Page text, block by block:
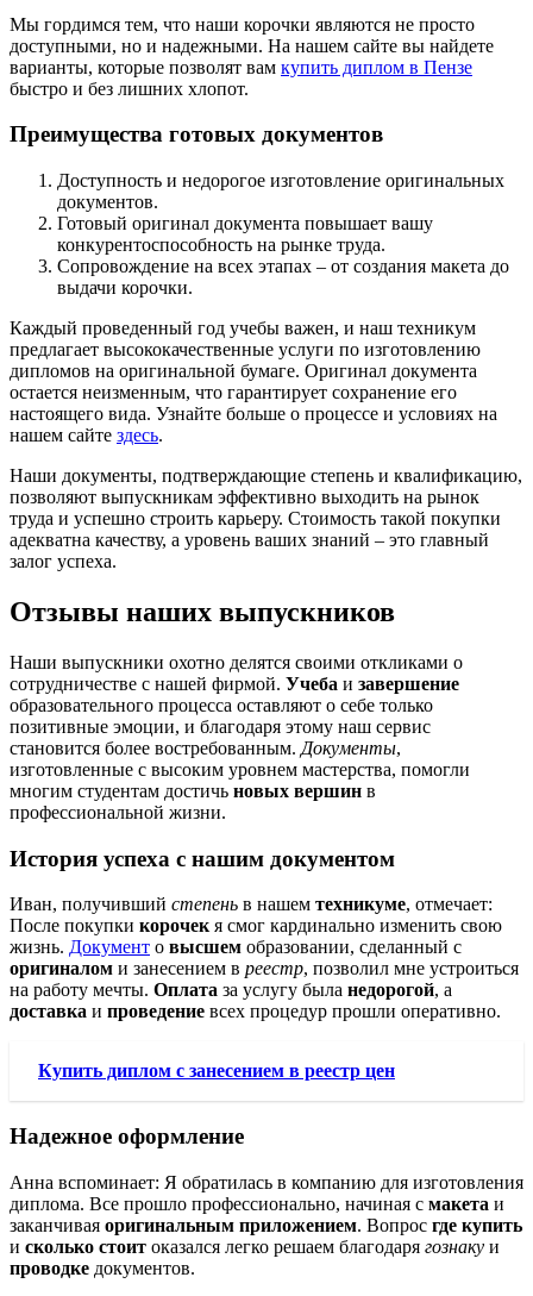
Мы гордимся тем, что наши корочки являются не просто
доступными, но и надежными. На нашем сайте вы найдете
варианты, которые позволят вам купить диплом в Пензе
быстро и без лишних хлопот.
Преимущества готовых документов
Доступность и недорогое изготовление оригинальных
документов.
Готовый оригинал документа повышает вашу
конкурентоспособность на рынке труда.
Сопровождение на всех этапах – от создания макета до
выдачи корочки.
Каждый проведенный год учебы важен, и наш техникум
предлагает высококачественные услуги по изготовлению
дипломов на оригинальной бумаге. Оригинал документа
остается неизменным, что гарантирует сохранение его
настоящего вида. Узнайте больше о процессе и условиях на
нашем сайте здесь.
Наши документы, подтверждающие степень и квалификацию,
позволяют выпускникам эффективно выходить на рынок
труда и успешно строить карьеру. Стоимость такой покупки
адекватна качеству, а уровень ваших знаний – это главный
залог успеха.
Отзывы наших выпускников
Наши выпускники охотно делятся своими откликами о
сотрудничестве с нашей фирмой. Учеба и завершение
образовательного процесса оставляют о себе только
позитивные эмоции, и благодаря этому наш сервис
становится более востребованным. Документы,
изготовленные с высоким уровнем мастерства, помогли
многим студентам достичь новых вершин в
профессиональной жизни.
История успеха с нашим документом
Иван, получивший степень в нашем техникуме, отмечает:
После покупки корочек я смог кардинально изменить свою
жизнь. Документ о высшем образовании, сделанный с
оригиналом и занесением в реестр, позволил мне устроиться
на работу мечты. Оплата за услугу была недорогой, а
доставка и проведение всех процедур прошли оперативно.
Купить диплом с занесением в реестр цен
Надежное оформление
Анна вспоминает: Я обратилась в компанию для изготовления
диплома. Все прошло профессионально, начиная с макета и
заканчивая оригинальным приложением. Вопрос где купить
и сколько стоит оказался легко решаем благодаря гознаку и
проводке документов.